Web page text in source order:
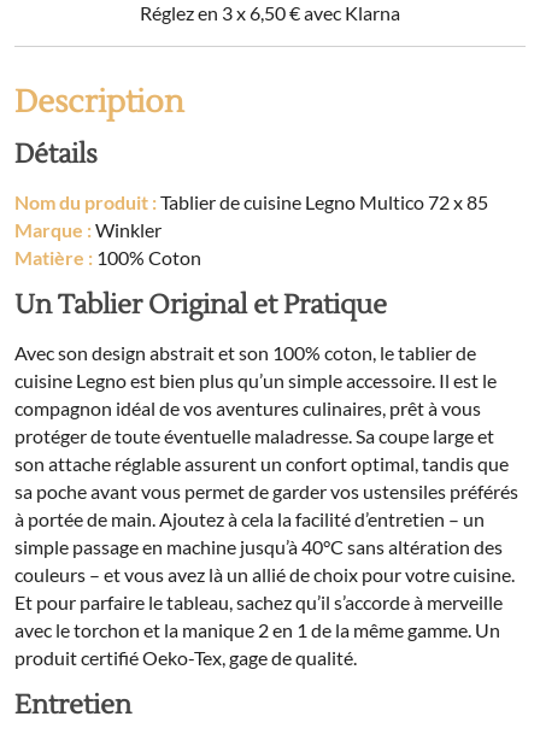
Réglez en 3 x6,50€avec Klarna
Description
Détails
Nom du produit :Tablier de cuisine Legno Multico 72 x 85
Marque :Winkler
Matière : 100% Coton
Un Tablier Original et Pratique
Avec son design abstrait et son 100% coton, le tablier de
cuisine Legno est bien plus qu’un simple accessoire. Il est le
compagnon idéal de vos aventures culinaires, prêt à vous
protéger de toute éventuelle maladresse. Sa coupe large et
son attache réglable assurent un confort optimal, tandis que
sa poche avant vous permet de garder vos ustensiles préférés
à portée de main. Ajoutez à cela la facilité d’entretien – un
simple passage en machine jusqu’à 40°C sans altération des
couleurs – et vous avez là un allié de choix pour votre cuisine.
Et pour parfaire le tableau, sachez qu’il s’accorde à merveille
avec le torchon et la manique 2 en 1 de la même gamme. Un
produit certifié Oeko-Tex, gage de qualité.
Entretien